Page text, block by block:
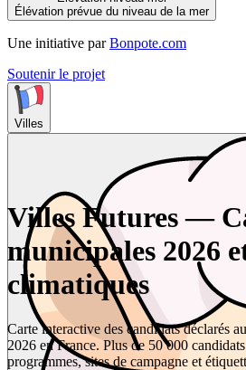
Élévation prévue du niveau de la mer
Une initiative par Bonpote.com
Soutenir le projet
Villes
Villes Futures —
municipales 2026
climatiques
Carte interactive des candidats déclarés
2026 en France. Plus de 50 000
programmes, sites de campagne et